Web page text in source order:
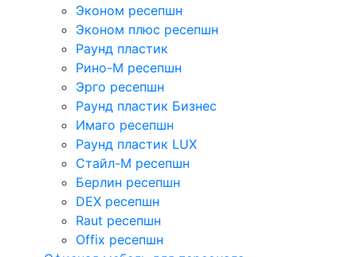
Эконом ресепшн
Эконом плюс ресепшн
Раунд пластик
Рино-М ресепшн
Эрго ресепшн
Раунд пластик Бизнес
Имаго ресепшн
Раунд пластик LUX
Стайл-М ресепшн
Берлин ресепшн
DEX ресепшн
Raut ресепшн
Offix ресепшн